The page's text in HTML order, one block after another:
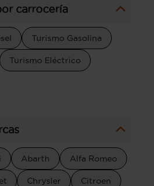
carrocería
Turismo Gasolina
Turismo Eléctrico
Abarth Alfa Romeo
Chrysler Citroen